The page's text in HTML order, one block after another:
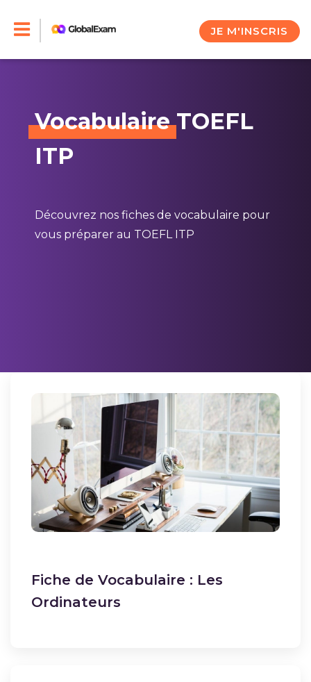
JE M'INSCRIS
VocabulaireTOEFL
ITP
Découvrez nos fiches de vocabulaire pour
vous préparer au TOEFL ITP
Fiche de Vocabulaire : Les
Ordinateurs